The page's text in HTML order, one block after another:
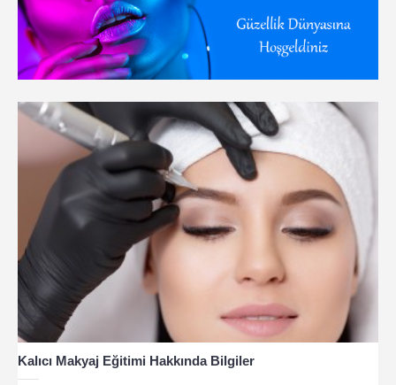
Kalıcı Makyaj Eğitimi Hakkında Bilgiler